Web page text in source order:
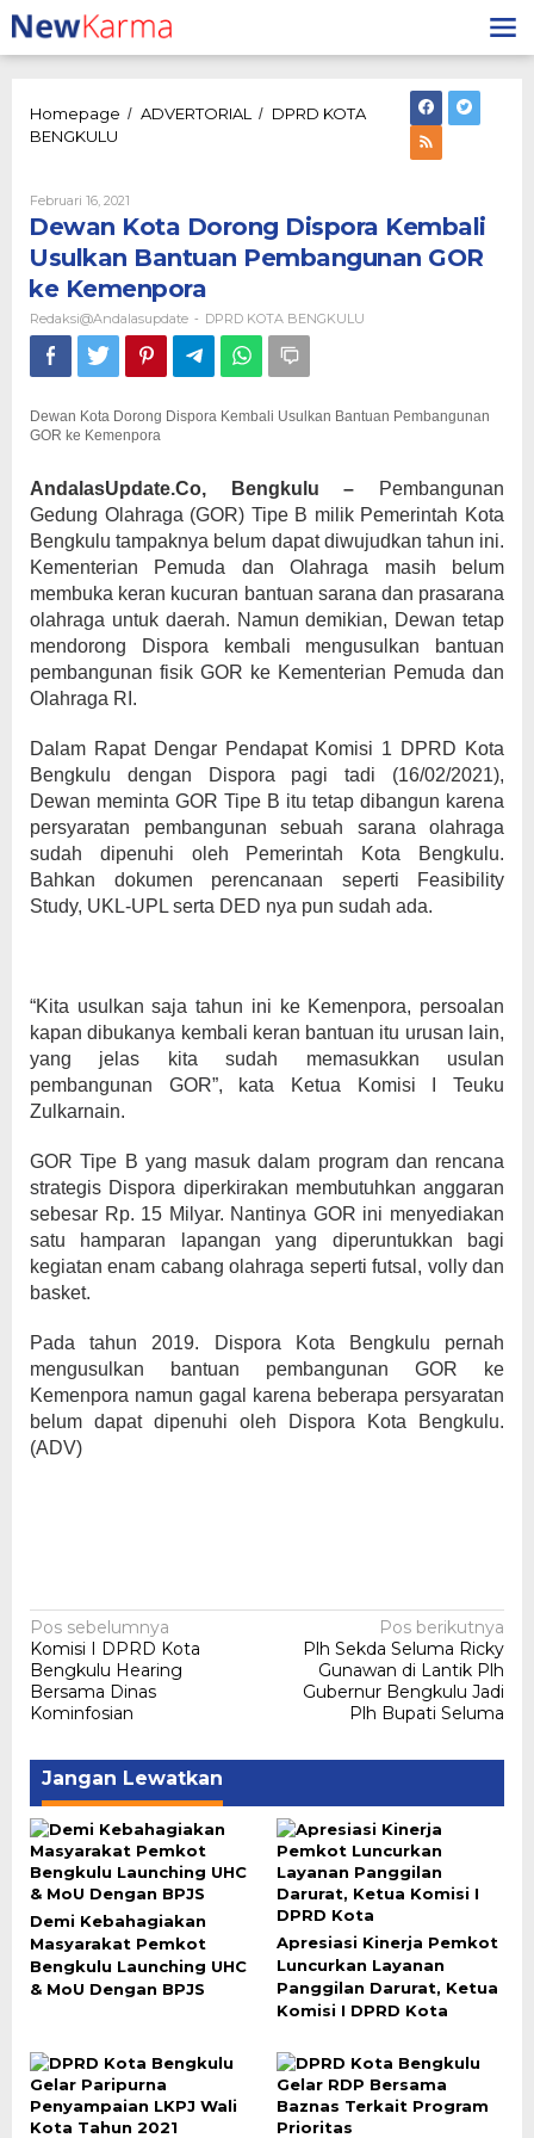
Lewati
ke
konten
Homepage / ADVERTORIAL / DPRD KOTA
BENGKULU
Dispora
Kembali
Bantuan
Pembangunan
ke
Kemenpora
Februari 16, 2021
Redaksi@andalasupdate
Dewan Kota Dorong Dispora Kembali
Usulkan Bantuan Pembangunan GOR
ke Kemenpora
Redaksi@andalasupdate - DPRD KOTA BENGKULU
Dewan Kota Dorong Dispora Kembali Usulkan Bantuan Pembangunan
GOR ke Kemenpora
AndalasUpdate.Co, Bengkulu – Pembangunan
Gedung Olahraga (GOR) Tipe B milik Pemerintah Kota
Bengkulu tampaknya belum dapat diwujudkan tahun ini.
Kementerian Pemuda dan Olahraga masih belum
membuka keran kucuran bantuan sarana dan prasarana
olahraga untuk daerah. Namun demikian, Dewan tetap
mendorong Dispora kembali mengusulkan bantuan
pembangunan fisik GOR ke Kementerian Pemuda dan
Olahraga RI.
Dalam Rapat Dengar Pendapat Komisi 1 DPRD Kota
Bengkulu dengan Dispora pagi tadi (16/02/2021),
Dewan meminta GOR Tipe B itu tetap dibangun karena
persyaratan pembangunan sebuah sarana olahraga
sudah dipenuhi oleh Pemerintah Kota Bengkulu.
Bahkan dokumen perencanaan seperti Feasibility
Study, UKL-UPL serta DED nya pun sudah ada.
“Kita usulkan saja tahun ini ke Kemenpora, persoalan
kapan dibukanya kembali keran bantuan itu urusan lain,
yang jelas kita sudah memasukkan usulan
pembangunan GOR”, kata Ketua Komisi I Teuku
Zulkarnain.
GOR Tipe B yang masuk dalam program dan rencana
strategis Dispora diperkirakan membutuhkan anggaran
sebesar Rp. 15 Milyar. Nantinya GOR ini menyediakan
satu hamparan lapangan yang diperuntukkan bagi
kegiatan enam cabang olahraga seperti futsal, volly dan
basket.
Pada tahun 2019. Dispora Kota Bengkulu pernah
mengusulkan bantuan pembangunan GOR ke
Kemenpora namun gagal karena beberapa persyaratan
belum dapat dipenuhi oleh Dispora Kota Bengkulu.
(ADV)
Navigasi
pos
Pos sebelumnya
Komisi I DPRD Kota
Bengkulu Hearing
Bersama Dinas
Kominfosian
Pos berikutnya
Plh Sekda Seluma Ricky
Gunawan di Lantik Plh
Gubernur Bengkulu Jadi
Plh Bupati Seluma
Jangan Lewatkan
Demi Kebahagiakan
Masyarakat Pemkot
Bengkulu Launching UHC
& MoU Dengan BPJS
Apresiasi Kinerja Pemkot
Luncurkan Layanan
Panggilan Darurat, Ketua
Komisi I DPRD Kota